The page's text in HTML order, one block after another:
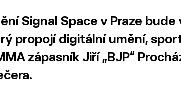
Signal Space v Praze
propojí digitální umění,
zápasník Jiří „BJP“